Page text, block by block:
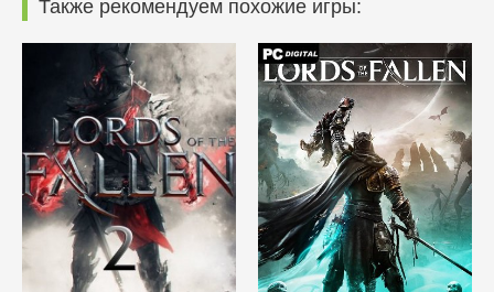
Также рекомендуем похожие игры: